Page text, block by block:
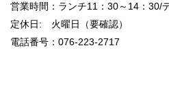
営業時間：ランチ11：30～14：30/
定休日: 火曜日（要確認）
電話番号：076-223-2717